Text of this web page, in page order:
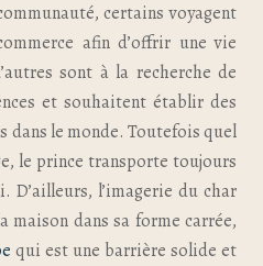
certains voyagent
afin d’offrir une vie
sont à la recherche de
et souhaitent établir des
dans le monde. Toutefois quel
le prince transporte toujours
D’ailleurs, l’imagerie du char
maison dans sa forme carrée,
qui est une barrière solide et